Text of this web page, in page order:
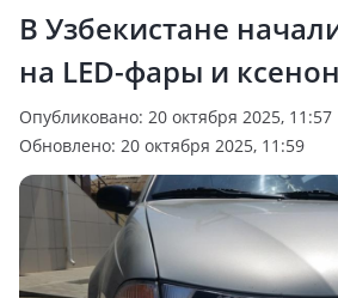
В Узбекистане
на LED-фары и ксенон
Опубликовано: 20 октября 2025, 11:57
Обновлено: 20 октября 2025, 11:59